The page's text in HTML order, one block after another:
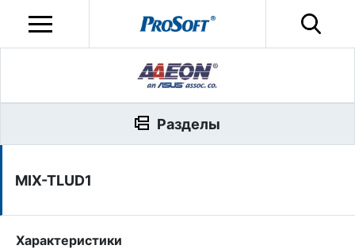
MIX-TLUD1
Характеристики
Разделы